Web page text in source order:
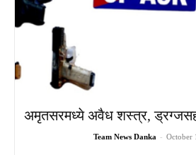
अमृतसरमध्ये अवैध शस्त्र,
Team News Danka - October